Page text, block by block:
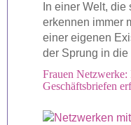
In einer Welt,
erkennen immer
einer eigenen
der Sprung in
Frauen
Geschäftsbriefen